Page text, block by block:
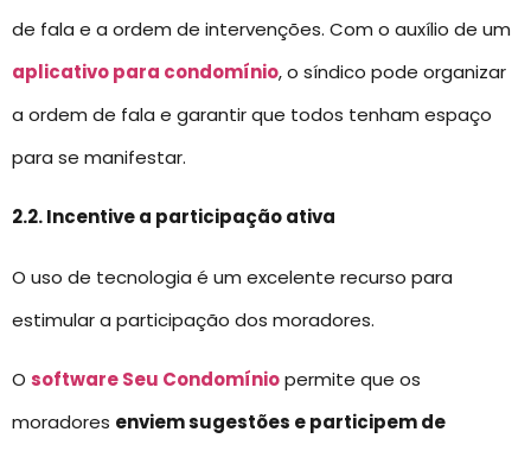
de fala e a ordem de intervenções. Com o auxílio de um
aplicativo para condomínio, o síndico pode organizar
a ordem de fala e garantir que todos tenham espaço
para se manifestar.
2.2. Incentive a participação ativa
O uso de tecnologia é um excelente recurso para
estimular a participação dos moradores.
O software Seu Condomíniopermite que os
moradores enviem sugestões e participem de